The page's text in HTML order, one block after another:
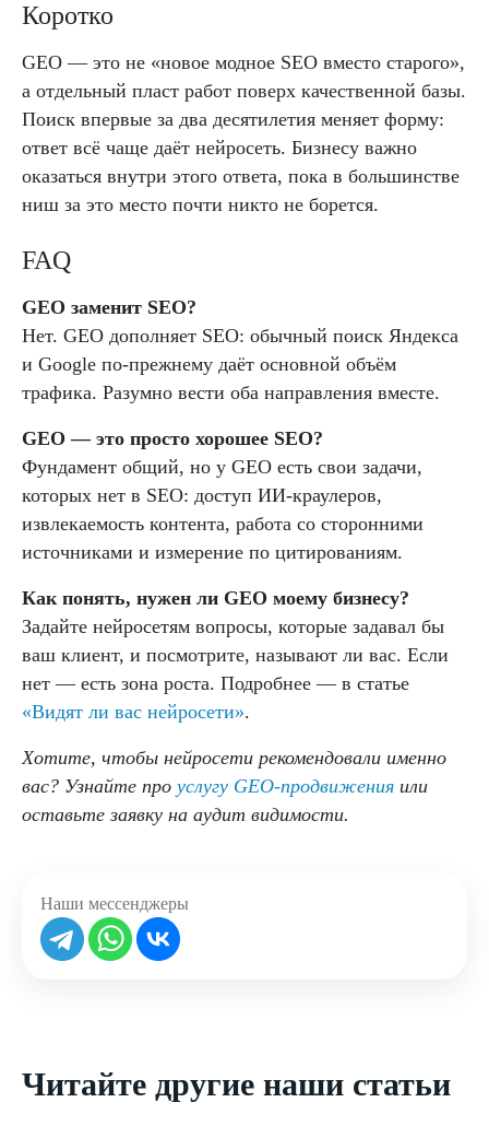
Коротко
GEO — это не «новое модное SEO вместо старого»,
а отдельный пласт работ поверх качественной базы.
Поиск впервые за два десятилетия меняет форму:
ответ всё чаще даёт нейросеть. Бизнесу важно
оказаться внутри этого ответа, пока в большинстве
ниш за это место почти никто не борется.
FAQ
GEO заменит SEO?
Нет. GEO дополняет SEO: обычный поиск Яндекса
и Google по-прежнему даёт основной объём
трафика. Разумно вести оба направления вместе.
GEO — это просто хорошее SEO?
Фундамент общий, но у GEO есть свои задачи,
которых нет в SEO: доступ ИИ-краулеров,
извлекаемость контента, работа со сторонними
источниками и измерение по цитированиям.
Как понять, нужен ли GEO моему бизнесу?
Задайте нейросетям вопросы, которые задавал бы
ваш клиент, и посмотрите, называют ли вас. Если
нет — есть зона роста. Подробнее — в статье
«Видят ли вас нейросети».
Хотите, чтобы нейросети рекомендовали именно
вас? Узнайте про услугу GEO-продвижения или
оставьте заявку на аудит видимости.
Наши мессенджеры
Читайте другие наши статьи